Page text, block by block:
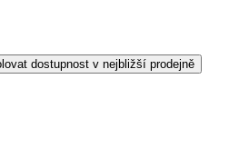
dostupnost v nejbližší prodejně